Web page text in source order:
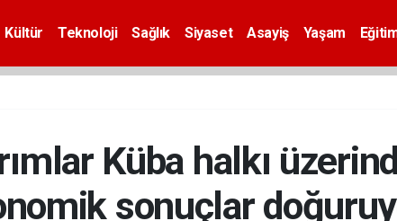
Kültür Teknoloji Sağlık Siyaset Asayiş Yaşam
Küba halkı
sonuçlar